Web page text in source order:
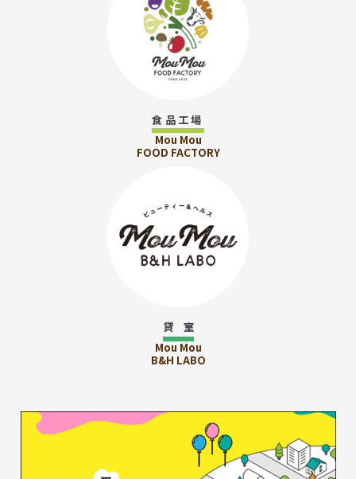
食品工場
Mou Mou
FOOD FACTORY
貸 室
Mou Mou
B&H LABO